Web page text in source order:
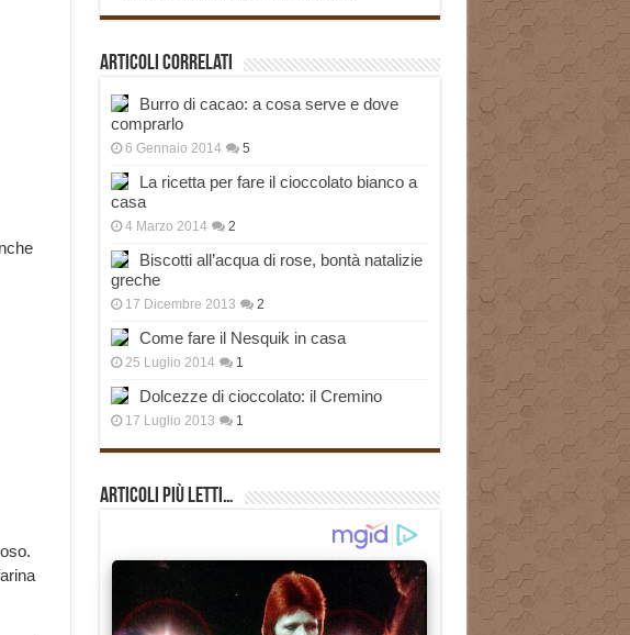
Articoli correlati
Burro di cacao: a cosa serve e dove
comprarlo
6 Gennaio 2014 5
La ricetta per fare il cioccolato bianco a
casa
4 Marzo 2014 2
Biscotti all’acqua di rose, bontà natalizie
greche
17 Dicembre 2013 2
Come fare il Nesquik in casa
25 Luglio 2014 1
Dolcezze di cioccolato: il Cremino
17 Luglio 2013 1
Articoli più Letti…